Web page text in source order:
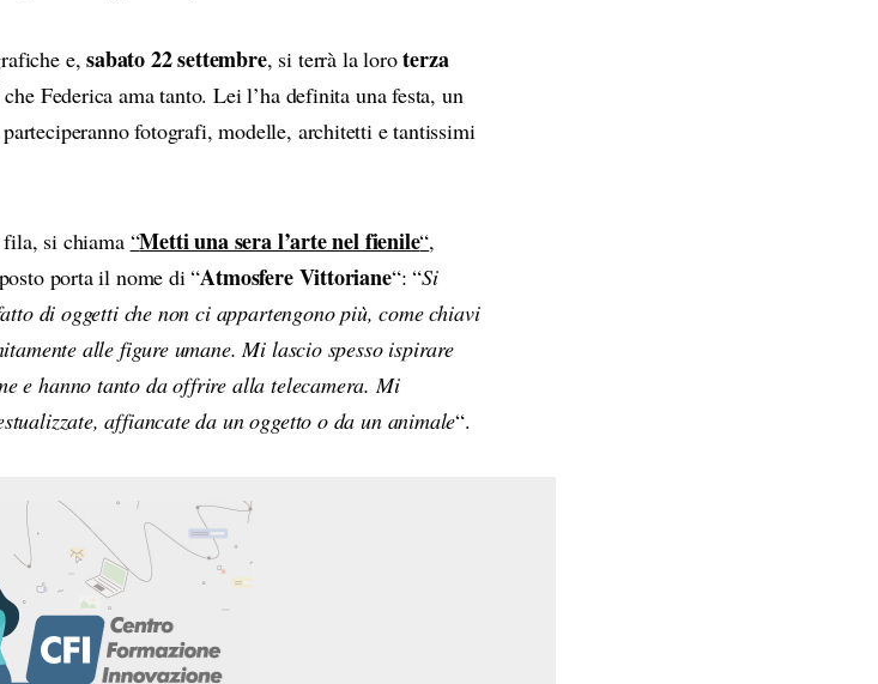
e,sabato 22 settembre, si terrà la loroterza
Federica ama tanto. Lei l’ha definita una festa, un
fotografi, modelle, architetti e tantissimi
si chiama “Metti una sera l’arte nel fienile“,
porta il nome di “Atmosfere Vittoriane“: “Si
di oggetti che non ci appartengono più, come chiavi
alle figure umane. Mi lascio spesso ispirare
e hanno tanto da offrire alla telecamera. Mi
affiancate da un oggetto o da un animale“.